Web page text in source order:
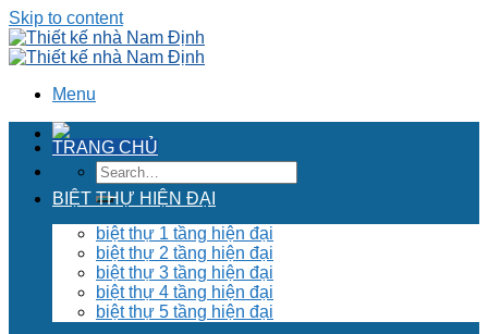
Skip to content
Menu
TRANG CHỦ
BIỆT THỰ HIỆN ĐẠI
biệt thự 1 tầng hiện đại
biệt thự 2 tầng hiện đại
biệt thự 3 tầng hiện đại
biệt thự 4 tầng hiện đại
biệt thự 5 tầng hiện đại